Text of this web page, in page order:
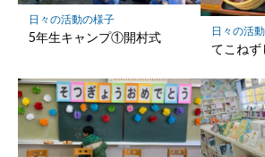
日々の活動の様子
5年生キャンプ①開村式 日々の活
てこねず